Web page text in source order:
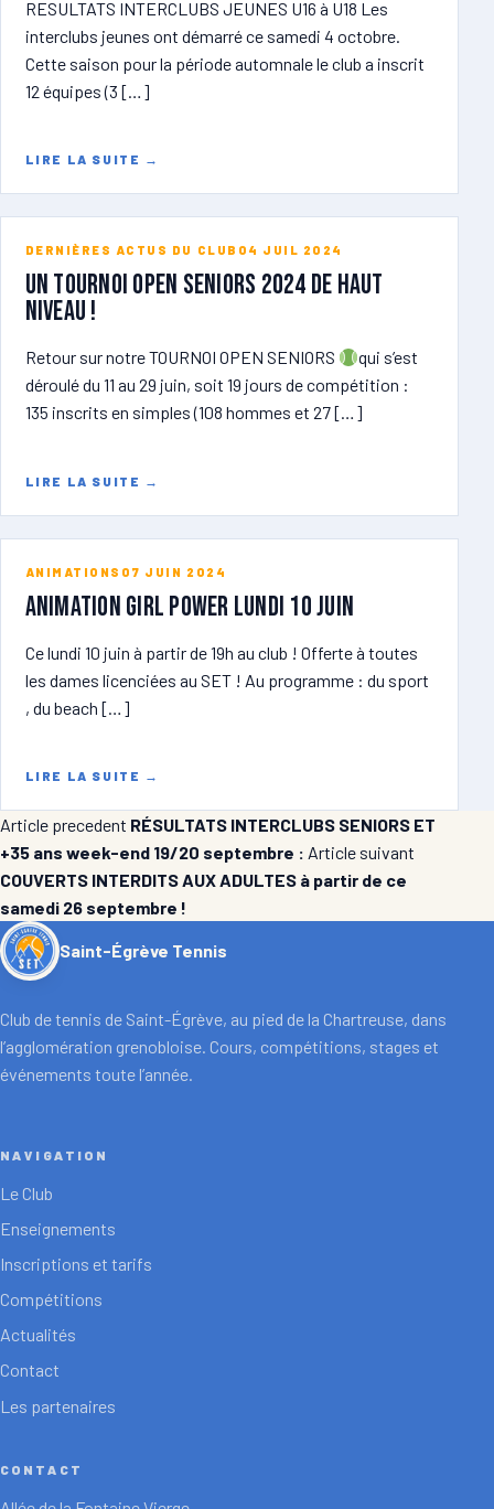
RESULTATS INTERCLUBS JEUNES U16 à U18 Les
interclubs jeunes ont démarré ce samedi 4 octobre.
Cette saison pour la période automnale le club a inscrit
12 équipes (3 […]
LIRE LA SUITE →
DERNIÈRES ACTUS DU CLUB 04 JUIL 2024
Un tournoi open seniors 2024 de haut
niveau !
Retour sur notre TOURNOI OPEN SENIORS
qui s’est
déroulé du 11 au 29 juin, soit 19 jours de compétition :
135 inscrits en simples (108 hommes et 27 […]
LIRE LA SUITE →
ANIMATIONS 07 JUIN 2024
ANIMATION GIRL POWER lundi 10 juin
Ce lundi 10 juin à partir de 19h au club ! Offerte à toutes
les dames licenciées au SET ! Au programme : du sport
, du beach […]
LIRE LA SUITE →
Article precedent RÉSULTATS INTERCLUBS SENIORS ET
+35 ans week-end 19/20 septembre : Article suivant
COUVERTS INTERDITS AUX ADULTES à partir de ce
samedi 26 septembre !
Saint-Égrève Tennis
Club de tennis de Saint-Égrève, au pied de la Chartreuse, dans
l’agglomération grenobloise. Cours, compétitions, stages et
événements toute l’année.
NAVIGATION
Le Club
Enseignements
Inscriptions et tarifs
Compétitions
Actualités
Contact
Les partenaires
CONTACT